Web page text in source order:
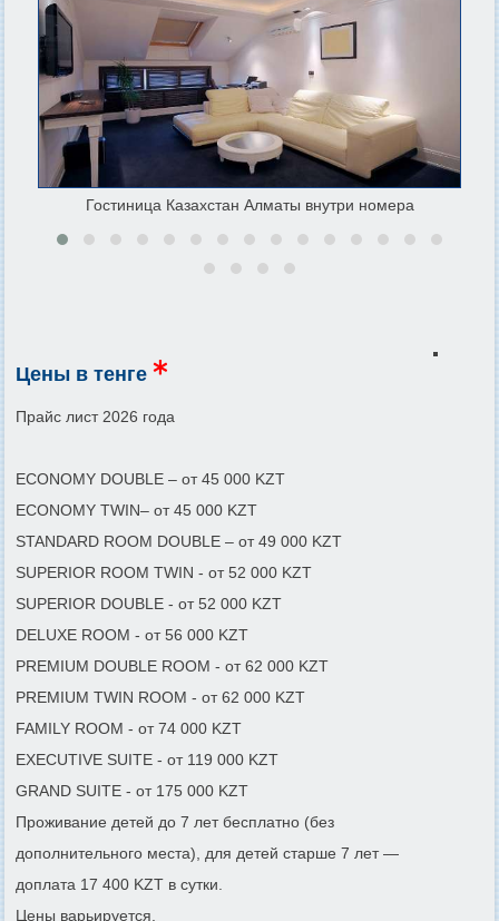
Гостиница Казахстан Алматы внутри номера
Цены в тенге
Прайс лист 2026 года
ECONOMY DOUBLE – от 45 000 KZT
ECONOMY TWIN– от 45 000 KZT
STANDARD ROOM DOUBLE – от 49 000 KZT
SUPERIOR ROOM TWIN - от 52 000 KZT
SUPERIOR DOUBLE - от 52 000 KZT
DELUXE ROOM - от 56 000 KZT
PREMIUM DOUBLE ROOM - от 62 000 KZT
PREMIUM TWIN ROOM - от 62 000 KZT
FAMILY ROOM - от 74 000 KZT
EXECUTIVE SUITE - от 119 000 KZT
GRAND SUITE - от 175 000 KZT
Проживание детей до 7 лет бесплатно (без
дополнительного места), для детей старше 7 лет —
доплата 17 400 KZT в сутки.
Цены варьируется.